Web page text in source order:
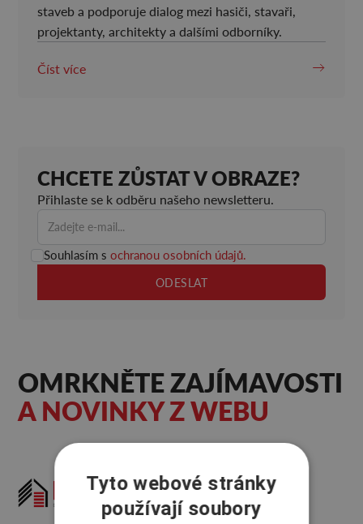
staveb a podporuje dialog mezi hasiči, stavaři,
projektanty, architekty a dalšími odborníky.
Číst více
CHCETE ZŮSTAT V OBRAZE?
Přihlaste se k odběru našeho newsletteru.
Souhlasím s ochranou osobních údajů.
OMRKNĚTE ZAJÍMAVOSTI
A NOVINKY Z WEBU
Tyto webové stránky
používají soubory